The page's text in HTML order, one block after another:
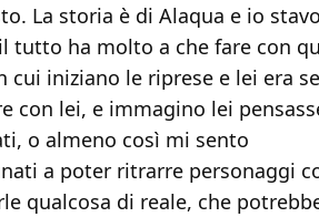
La storia è di Alaqua e io
tutto ha molto a che fare con
iniziano le riprese e lei era
con lei, e immagino lei
o almeno così mi sento
a poter ritrarre personaggi
qualcosa di reale, che